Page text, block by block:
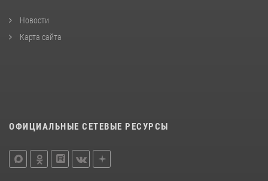
Новости
Карта сайта
ОФИЦИАЛЬНЫЕ СЕТЕВЫЕ РЕСУРСЫ